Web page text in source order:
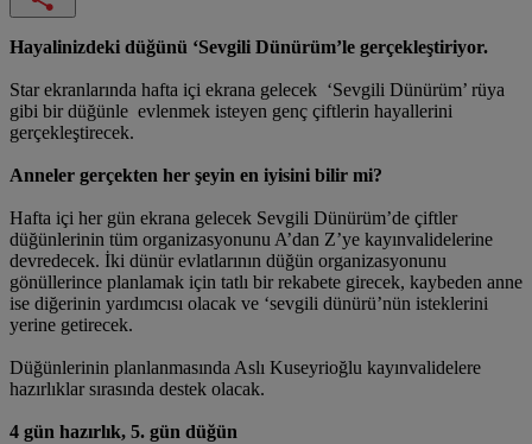
Hayalinizdeki düğünü ‘Sevgili Dünürüm’le gerçekleştiriyor.
Star ekranlarında hafta içi ekrana gelecek ‘Sevgili Dünürüm’ rüya
gibi bir düğünle evlenmek isteyen genç çiftlerin hayallerini
gerçekleştirecek.
Anneler gerçekten her şeyin en iyisini bilir mi?
Hafta içi her gün ekrana gelecek Sevgili Dünürüm’de çiftler
düğünlerinin tüm organizasyonunu A’dan Z’ye kayınvalidelerine
devredecek. İki dünür evlatlarının düğün organizasyonunu
gönüllerince planlamak için tatlı bir rekabete girecek, kaybeden anne
ise diğerinin yardımcısı olacak ve ‘sevgili dünürü’nün isteklerini
yerine getirecek.
Düğünlerinin planlanmasında Aslı Kuseyrioğlu kayınvalidelere
hazırlıklar sırasında destek olacak.
4 gün hazırlık, 5. gün düğün